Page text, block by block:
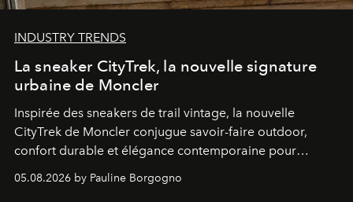
INDUSTRY TRENDS
La sneaker CityTrek, la nouvelle signature
urbaine de Moncler
Inspirée des sneakers de trail vintage, la nouvelle
CityTrek de Moncler conjugue savoir-faire outdoor,
confort durable et élégance contemporaine pour
accompagner les explorations du quotidien.
05.08.2026 by Pauline Borgogno